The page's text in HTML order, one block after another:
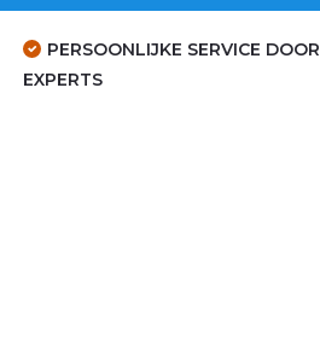
PERSOONLIJKE SERVICE DOOR
EXPERTS